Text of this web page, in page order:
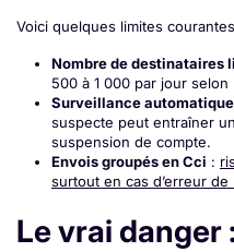
Voici quelques limites
Nombre de destinataires
500 à 1 000 par jour
Surveillance
suspecte peut entraîner
suspension de compte.
Envois groupés en Cci :
surtout en cas d’erreur de
Le vrai danger